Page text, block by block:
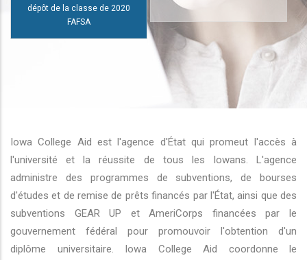
dépôt de la classe de 2020
FAFSA
Iowa College Aid est l'agence d'État qui promeut l'accès à
l'université et la réussite de tous les Iowans. L'agence
administre des programmes de subventions, de bourses
d'études et de remise de prêts financés par l'État, ainsi que des
subventions GEAR UP et AmeriCorps financées par le
gouvernement fédéral pour promouvoir l'obtention d'un
diplôme universitaire. Iowa College Aid coordonne le